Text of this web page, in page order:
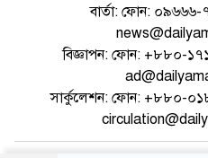
বার্তা: ফোন:
বিজ্ঞাপন: ফোন: +৮৮০-
সার্কুলেশন: ফোন: +৮৮০-